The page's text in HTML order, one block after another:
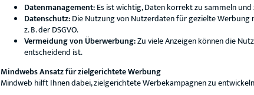
Datenmanagement:Es ist wichtig, Daten korrekt zu sammeln
Datenschutz:Die Nutzung von Nutzerdaten für gezielte
z. B. der DSGVO.
Vermeidung von Überwerbung:Zu viele Anzeigen können die
entscheidend ist.
Mindwebs Ansatz für zielgerichtete Werbung
Mindweb hilft Ihnen dabei, zielgerichtete Werbekampagnen zu